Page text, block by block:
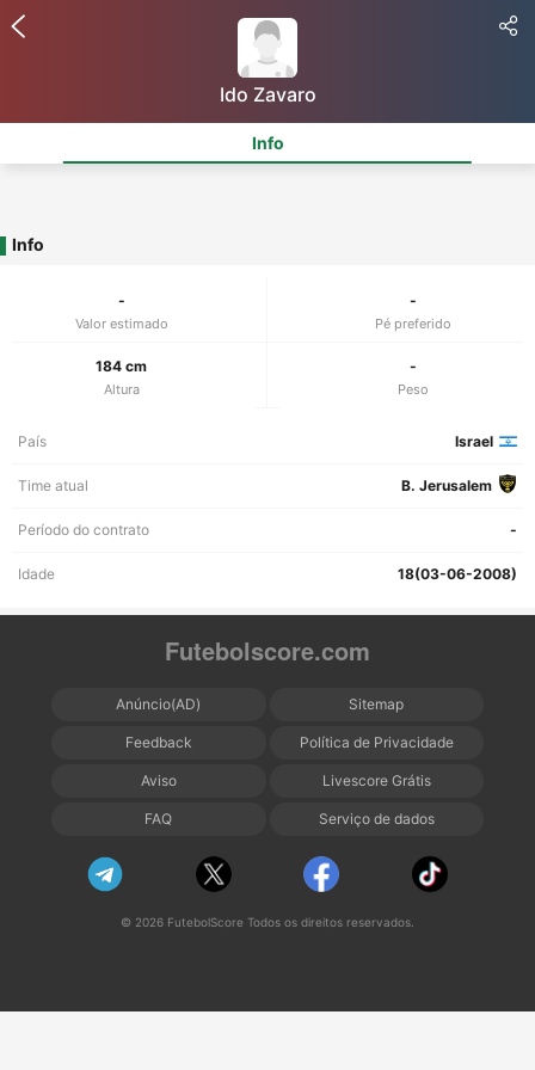
Ido Zavaro
Info
Info
-
Valor estimado
-
Pé preferido
184 cm
Altura
-
Peso
País Israel
Time atual B. Jerusalem
Período do contrato -
Idade 18(03-06-2008)
Futebolscore.com
Anúncio(AD) Sitemap
Feedback Política de Privacidade
Aviso Livescore Grátis
FAQ Serviço de dados
© 2026 FutebolScore Todos os direitos reservados.